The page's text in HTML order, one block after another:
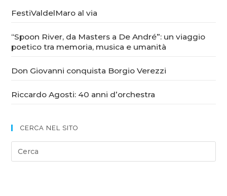
FestiValdelMaro al via
“Spoon River, da Masters a De André”: un viaggio
poetico tra memoria, musica e umanità
Don Giovanni conquista Borgio Verezzi
Riccardo Agosti: 40 anni d’orchestra
CERCA NEL SITO